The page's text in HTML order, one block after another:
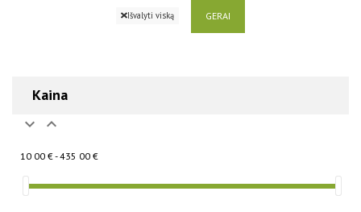
Išvalyti viską GERAI
Kaina
 
10 00 € - 435 00 €